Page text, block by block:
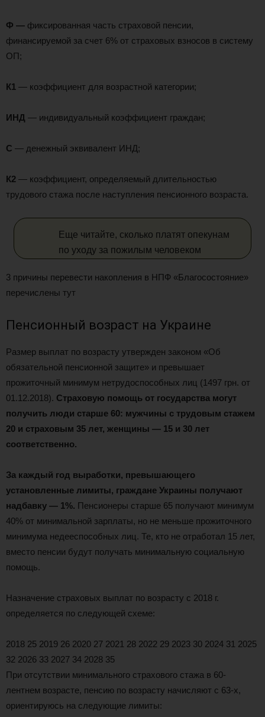
Ф — фиксированная часть страховой пенсии,
финансируемой за счет 6% от страховых взносов в систему
ОП;
К1 — коэффициент для возрастной категории;
ИНД — индивидуальный коэффициент граждан;
С — денежный эквивалент ИНД;
К2 — коэффициент, определяемый длительностью
трудового стажа после наступления пенсионного возраста.
Еще читайте, сколько платят опекунам
по уходу за пожилым человеком
3 причины перевести накопления в НПФ «Благосостояние»
перечислены тут
Пенсионный возраст на Украине
Размер выплат по возрасту утвержден законом «Об
обязательной пенсионной защите» и превышает
прожиточный минимум нетрудоспособных лиц (1497 грн. от
01.12.2018). Страховую помощь от государства могут
получить люди старше 60: мужчины с трудовым стажем
20 и страховым 35 лет, женщины — 15 и 30 лет
соответственно.
За каждый год выработки, превышающего
установленные лимиты, граждане Украины получают
надбавку — 1%. Пенсионеры старше 65 получают минимум
40% от минимальной зарплаты, но не меньше прожиточного
минимума недееспособных лиц. Те, кто не отработал 15 лет,
вместо пенсии будут получать минимальную социальную
помощь.
Назначение страховых выплат по возрасту с 2018 г.
определяется по следующей схеме:
2018 25 2019 26 2020 27 2021 28 2022 29 2023 30 2024 31 2025
32 2026 33 2027 34 2028 35
При отсутствии минимального страхового стажа в 60-
лентнем возрасте, пенсию по возрасту начисляют с 63-х,
ориентируюсь на следующие лимиты: